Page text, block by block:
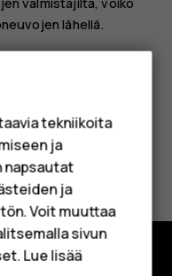
lähellä.
tekniikoita
ja
napsautat
ja
Voit muuttaa
sivun
Lue lisää